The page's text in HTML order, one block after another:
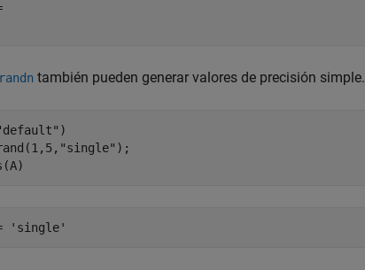
randn también pueden generar valores de precisión simple.
)
"single" );
'single'